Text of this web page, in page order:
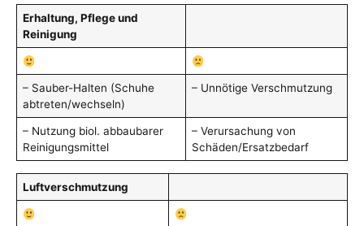
Erhaltung, Pflege und
Reinigung
– Sauber-Halten (Schuhe
abtreten/wechseln)
– Unnötige Verschmutzung
– Nutzung biol. abbaubarer
Reinigungsmittel
– Verursachung von
Schäden/Ersatzbedarf
Luftverschmutzung